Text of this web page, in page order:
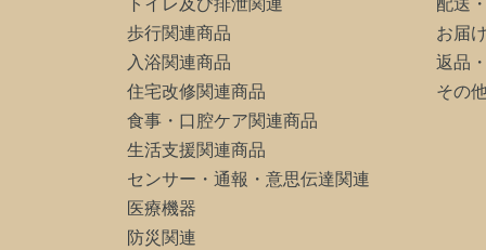
歩行関連商品
入浴関連商品
住宅改修関連商品
食事・口腔ケア関連商品
生活支援関連商品
センサー・通報・意思伝達関連
医療機器
防災関連
お届
返品
その